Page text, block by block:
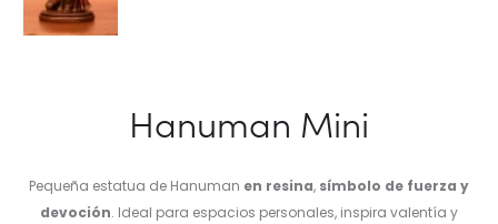
Hanuman Mini
Pequeña estatua de Hanuman en resina, símbolo de fuerza y
devoción. Ideal para espacios personales, inspira valentía y